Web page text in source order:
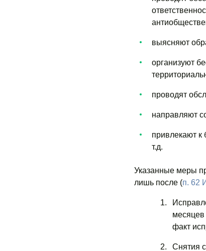
выясняют
организуют
проводят
направляют
привлекают к
т.д.
Указанные меры
лишь после (п. 62
месяцев
факт
Снятия